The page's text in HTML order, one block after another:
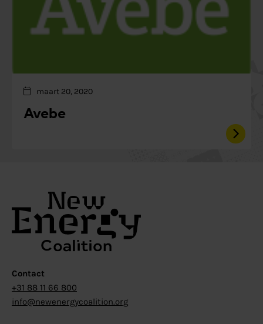
maart 20, 2020
Avebe
Contact
+31 88 11 66 800
info@newenergycoalition.org